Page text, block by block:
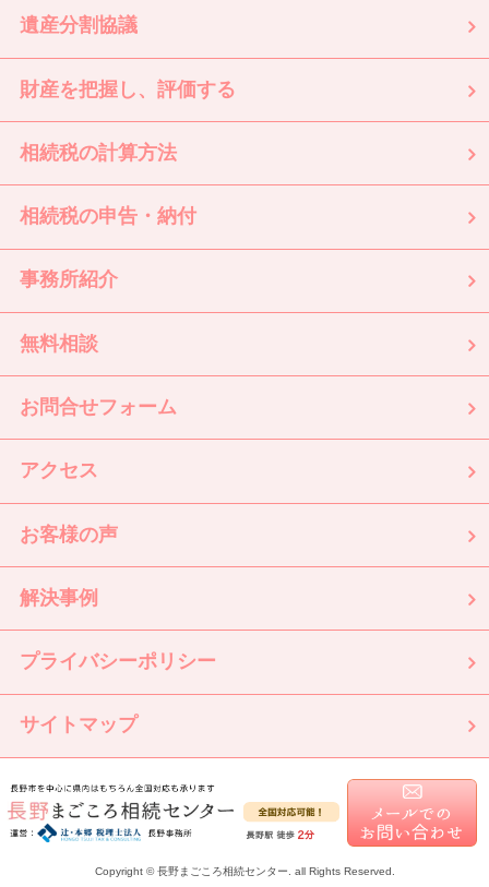
遺産分割協議
財産を把握し、評価する
相続税の計算方法
相続税の申告・納付
事務所紹介
無料相談
お問合せフォーム
アクセス
お客様の声
解決事例
プライバシーポリシー
サイトマップ
Copyright © 長野まごころ相続センター. all Rights Reserved.